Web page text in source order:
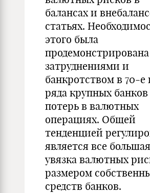
балансах и
статьях.
этого была
продемонстрирована
затруднениями и
банкротством в 70-е
ряда крупных
потерь в валютных
операциях. Общей
тенденцией
является все большая
увязка валютных
размером
средств банков.